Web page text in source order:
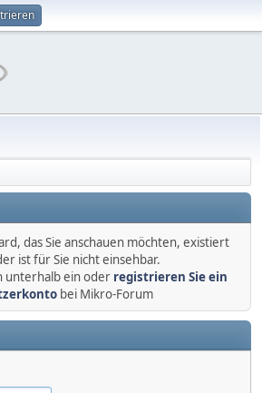
das Sie anschauen möchten, existiert
ist für Sie nicht einsehbar.
unterhalb ein oder registrieren Sie ein
bei Mikro-Forum